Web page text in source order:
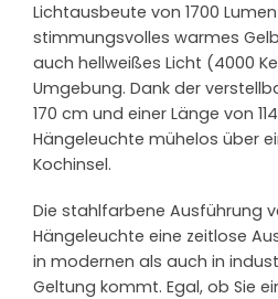
Lichtausbeute von 1700
stimmungsvolles warmes
auch hellweißes Licht (4000
Umgebung. Dank der
170 cm und einer Länge von
Hängeleuchte mühelos über
Kochinsel.
Die stahlfarbene Ausführung
Hängeleuchte eine zeitlose
in modernen als auch in
Geltung kommt. Egal, ob Sie